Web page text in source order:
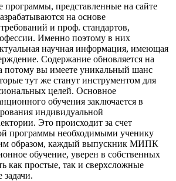
программы, представленные на сайте
на основе
и проф. стандартов,
Именно поэтому в них
научная информация, имеющая
Содержание обновляется на
потому вы имеете уникальный шанс
тут же станут инструментом для
целей. Основное
обучения заключается в
индивидуальной
Это происходит за счет
программы необходимыми ученику
образом, каждый выпускник МИПК
обучение, уверен в собственных
как простые, так и сверхсложные